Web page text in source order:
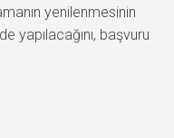
yenilenmesinin
yapılacağını, başvuru